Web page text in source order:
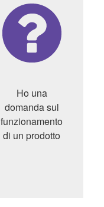
Ho una
domanda sul
funzionamento
di un prodotto